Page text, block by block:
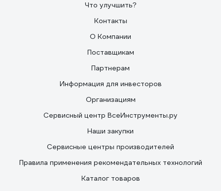
Что улучшить?
Контакты
О Компании
Поставщикам
Партнерам
Информация для инвесторов
Организациям
Сервисный центр ВсеИнструменты.ру
Наши закупки
Сервисные центры производителей
Правила применения рекомендательных технологий
Каталог товаров